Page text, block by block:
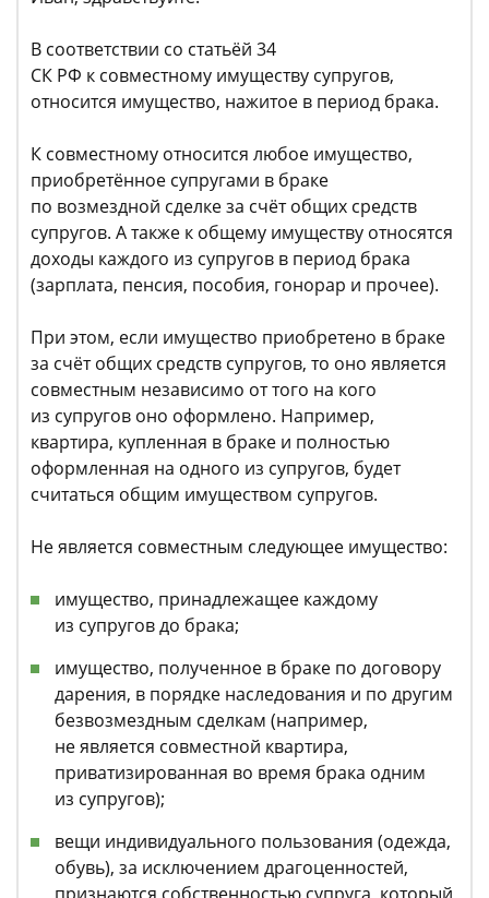
В соответствии со статьёй 34
СК РФ к совместному имуществу супругов,
относится имущество, нажитое в период брака.
К совместному относится любое имущество,
приобретённое супругами в браке
по возмездной сделке за счёт общих средств
супругов. А также к общему имуществу относятся
доходы каждого из супругов в период брака
(зарплата, пенсия, пособия, гонорар и прочее).
При этом, если имущество приобретено в браке
за счёт общих средств супругов, то оно является
совместным независимо от того на кого
из супругов оно оформлено. Например,
квартира, купленная в браке и полностью
оформленная на одного из супругов, будет
считаться общим имуществом супругов.
Не является совместным следующее имущество:
имущество, принадлежащее каждому
из супругов до брака;
имущество, полученное в браке по договору
дарения, в порядке наследования и по другим
безвозмездным сделкам (например,
не является совместной квартира,
приватизированная во время брака одним
из супругов);
вещи индивидуального пользования (одежда,
обувь), за исключением драгоценностей,